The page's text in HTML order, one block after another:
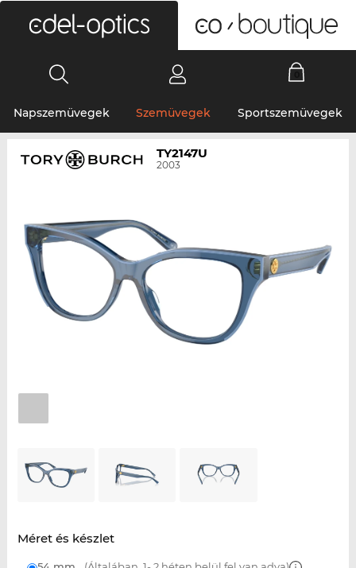
Napszemüvegek Szemüvegek Sportszemüvegek
TY2147U
2003
Méret és készlet